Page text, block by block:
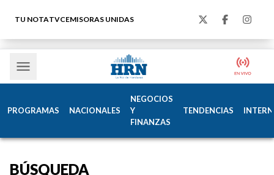
TU NOTATVCEMISORAS UNIDAS
PROGRAMAS NACIONALES
NEGOCIOS
Y
FINANZAS
TENDENCIAS
BÚSQUEDA